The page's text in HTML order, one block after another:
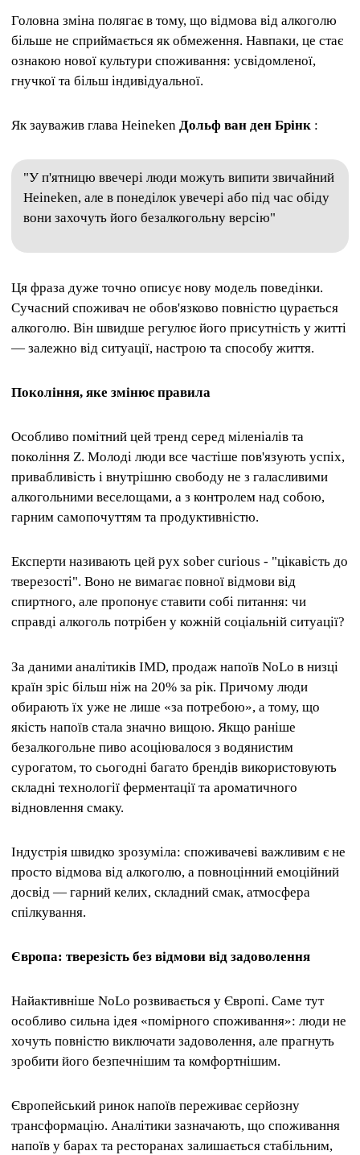
Головна зміна полягає в тому, що відмова від алкоголю
більше не сприймається як обмеження. Навпаки, це стає
ознакою нової культури споживання: усвідомленої,
гнучкої та більш індивідуальної.
Як зауважив глава Heineken Дольф ван ден Брінк :
"У п'ятницю ввечері люди можуть випити звичайний
Heineken, але в понеділок увечері або під час обіду
вони захочуть його безалкогольну версію"
Ця фраза дуже точно описує нову модель поведінки.
Сучасний споживач не обов'язково повністю цурається
алкоголю. Він швидше регулює його присутність у житті
— залежно від ситуації, настрою та способу життя.
Покоління, яке змінює правила
Особливо помітний цей тренд серед міленіалів та
покоління Z. Молоді люди все частіше пов'язують успіх,
привабливість і внутрішню свободу не з галасливими
алкогольними веселощами, а з контролем над собою,
гарним самопочуттям та продуктивністю.
Експерти називають цей рух sober curious - "цікавість до
тверезості". Воно не вимагає повної відмови від
спиртного, але пропонує ставити собі питання: чи
справді алкоголь потрібен у кожній соціальній ситуації?
За даними аналітиків IMD, продаж напоїв NoLo в низці
країн зріс більш ніж на 20% за рік. Причому люди
обирають їх уже не лише «за потребою», а тому, що
якість напоїв стала значно вищою. Якщо раніше
безалкогольне пиво асоціювалося з водянистим
сурогатом, то сьогодні багато брендів використовують
складні технології ферментації та ароматичного
відновлення смаку.
Індустрія швидко зрозуміла: споживачеві важливим є не
просто відмова від алкоголю, а повноцінний емоційний
досвід — гарний келих, складний смак, атмосфера
спілкування.
Європа: тверезість без відмови від задоволення
Найактивніше NoLo розвивається у Європі. Саме тут
особливо сильна ідея «помірного споживання»: люди не
хочуть повністю виключати задоволення, але прагнуть
зробити його безпечнішим та комфортнішим.
Європейський ринок напоїв переживає серйозну
трансформацію. Аналітики зазначають, що споживання
напоїв у барах та ресторанах залишається стабільним,